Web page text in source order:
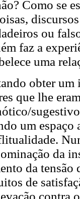
Como se
ou
faz a
uma
obter um
que lhe
um espaço
da
da tensão
de
contra